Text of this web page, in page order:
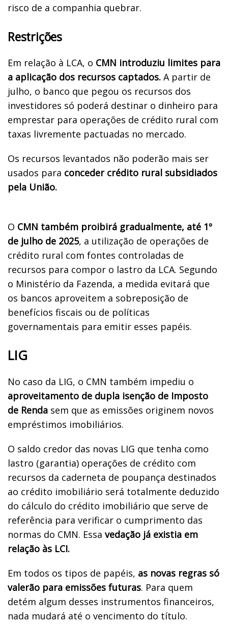
risco de a companhia quebrar.
Restrições
Em relação à LCA, o CMN introduziu limites para
a aplicação dos recursos captados. A partir de
julho, o banco que pegou os recursos dos
investidores só poderá destinar o dinheiro para
emprestar para operações de crédito rural com
taxas livremente pactuadas no mercado.
Os recursos levantados não poderão mais ser
usados para conceder crédito rural subsidiados
pela União.
O CMN também proibirá gradualmente, até 1º
de julho de 2025, a utilização de operações de
crédito rural com fontes controladas de
recursos para compor o lastro da LCA. Segundo
o Ministério da Fazenda, a medida evitará que
os bancos aproveitem a sobreposição de
benefícios fiscais ou de políticas
governamentais para emitir esses papéis.
LIG
No caso da LIG, o CMN também impediu o
aproveitamento de dupla isenção de Imposto
de Renda sem que as emissões originem novos
empréstimos imobiliários.
O saldo credor das novas LIG que tenha como
lastro (garantia) operações de crédito com
recursos da caderneta de poupança destinados
ao crédito imobiliário será totalmente deduzido
do cálculo do crédito imobiliário que serve de
referência para verificar o cumprimento das
normas do CMN. Essa vedação já existia em
relação às LCI.
Em todos os tipos de papéis, as novas regras só
valerão para emissões futuras. Para quem
detém algum desses instrumentos financeiros,
nada mudará até o vencimento do título.